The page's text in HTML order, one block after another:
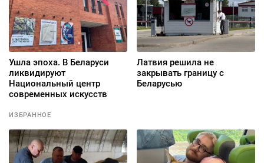
Ушла эпоха. В Беларуси
ликвидируют
Национальный центр
современных искусств
Латвия решила не
закрывать границу с
Беларусью
ИЗБРАННОЕ